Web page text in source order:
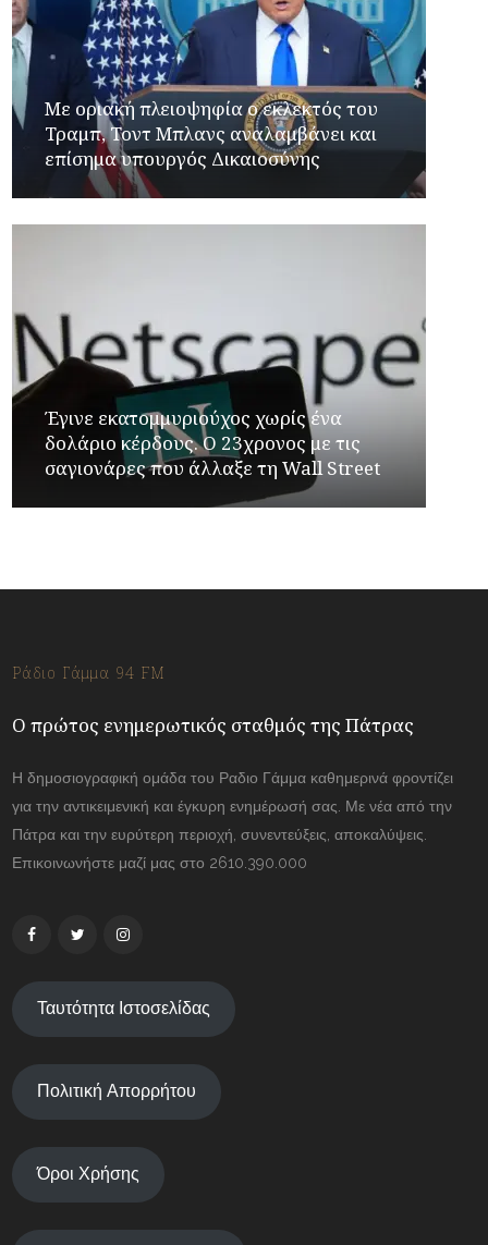
Με οριακή πλειοψηφία ο εκλεκτός του
Τραμπ, Τοντ Μπλανς αναλαμβάνει και
επίσημα υπουργός Δικαιοσύνης
Έγινε εκατομμυριούχος χωρίς ένα
δολάριο κέρδους. Ο 23χρονος με τις
σαγιονάρες που άλλαξε τη Wall Street
Ράδιο Γάμμα 94 FM
Ο πρώτος ενημερωτικός σταθμός της Πάτρας
Η δημοσιογραφική ομάδα του Ραδιο Γάμμα καθημερινά φροντίζει
για την αντικειμενική και έγκυρη ενημέρωσή σας. Με νέα από την
Πάτρα και την ευρύτερη περιοχή, συνεντεύξεις, αποκαλύψεις.
Επικοινωνήστε μαζί μας στο 2610.390.000
Ταυτότητα Ιστοσελίδας
Πολιτική Απορρήτου
Όροι Χρήσης